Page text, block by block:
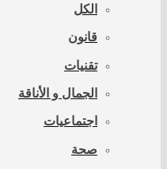
الكل
قانون
تقنيات
الجمال و الأناقة
اجتماعيات
صحة